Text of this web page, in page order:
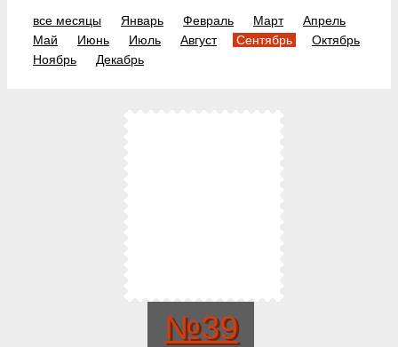
все месяцы Январь Февраль Март
Апрель
Май
Июнь Июль Август Сентябрь
Октябрь
Ноябрь
Декабрь
№39